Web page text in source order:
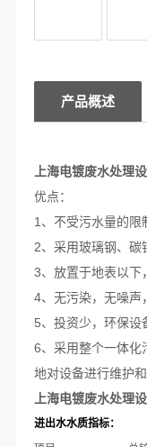
产品概述
上海电镀废水处理
优点：
1、不受污水量的限
2、采用玻璃钢、碳
3、放置于地表以下
4、无污染，无噪声
5、投资少，环保设
6、采用整个一体化
地对设备进行维护
上海电镀废水处理
进出水水质指标：